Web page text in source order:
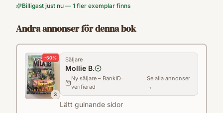
Billigast just nu — 1 fler exemplar finns
Andra annonser för denna bok
-50%
3
Säljare
Mollie B.
Ny säljare – BankID-
verifierad
·
Se alla annonser
→
Lätt gulnande sidor